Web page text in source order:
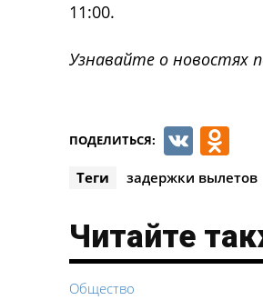
11:00.
Узнавайте о новостях
ПОДЕЛИТЬСЯ: VK
Теги задержки вылетов
Читайте
Общество